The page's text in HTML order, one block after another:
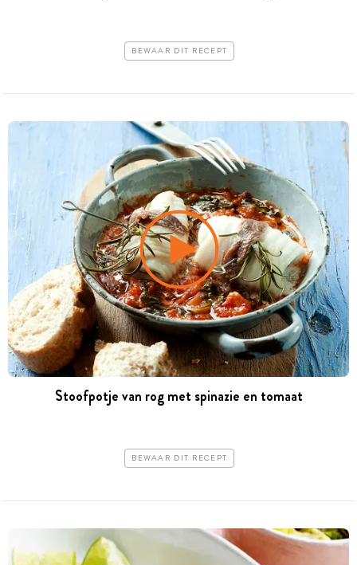
BEWAAR DIT RECEPT
Stoofpotje van rog met spinazie en tomaat
BEWAAR DIT RECEPT